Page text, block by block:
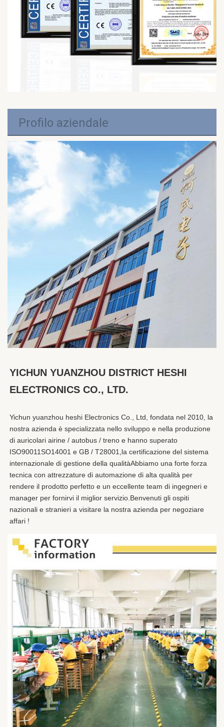
Profilo aziendale
YICHUN YUANZHOU DISTRICT HESHI
ELECTRONICS CO., LTD.
Yichun yuanzhou heshi Electronics Co., Ltd, fondata nel 2010, la
nostra azienda è specializzata nello sviluppo e nella produzione
di auricolari airine / autobus / treno e hanno superato
ISO90011SO14001 e GB / T28001,la certificazione del sistema
internazionale di gestione della qualitàAbbiamo una forte forza
tecnica con attrezzature di automazione di alta qualità per
rendere il prodotto perfetto e un eccellente team di ingegneri e
manager per fornirvi il miglior servizio.Benvenuti gli ospiti
nazionali e stranieri a visitare la nostra azienda per negoziare
affari !